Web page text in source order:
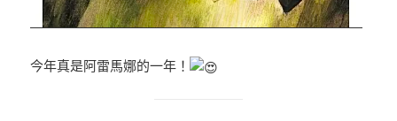
今年真是阿雷馬娜的一年！